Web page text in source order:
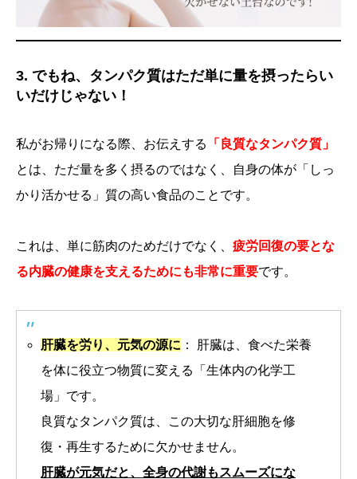
3. でもね、タンパク質はただ単に量を摂ったらい
いだけじゃない！
私がお帰りになる際、お伝えする
「良質なタンパク質」
とは、ただ量を多く摂るのではなく、自身の体が「しっ
かり活かせる」質の高い食品のことです。
これは、単に筋肉のためだけでなく、 疲労回復の要とな
る内臓の健康を支えるためにも非常に重要です。
肝臓を労り、元気の源に ： 肝臓は、食べた栄養
を体に役立つ物質に変える「生体内の化学工
場」です。
良質なタンパク質は、この大切な肝細胞を修
復・再生するために欠かせません。
肝臓が元気だと、全身の代謝もスムーズにな